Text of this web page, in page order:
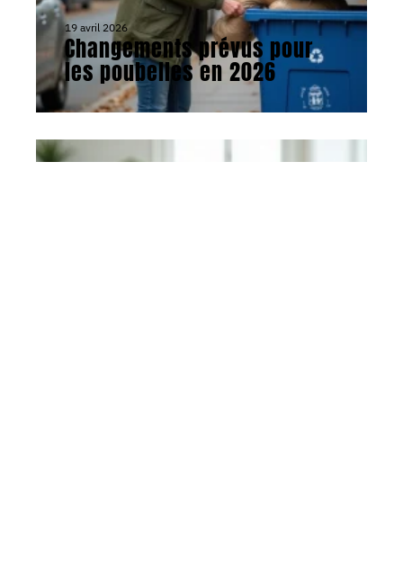
19 avril 2026
Changements prévus pour
les poubelles en 2026